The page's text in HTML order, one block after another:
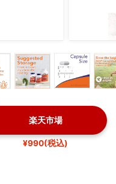
楽天市場
¥990(税込)